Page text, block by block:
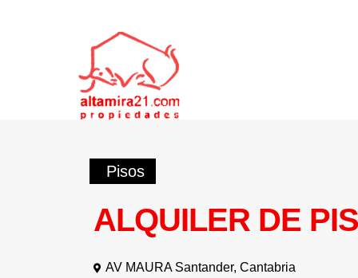
Pisos
ALQUILER DE
AV MAURA Santander, Cantabria